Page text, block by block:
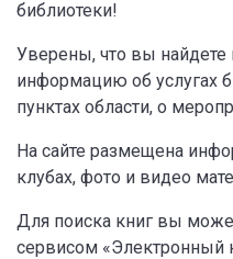
библиотеки!
Уверены, что вы
информацию об услугах
пунктах области, о
На сайте размещена
клубах, фото и видео
Для поиска книг вы
сервисом «Электронный